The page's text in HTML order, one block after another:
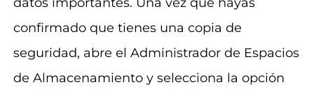
confirmado que tienes una copia de
seguridad, abre el Administrador de Espacios
de Almacenamiento y selecciona la opción